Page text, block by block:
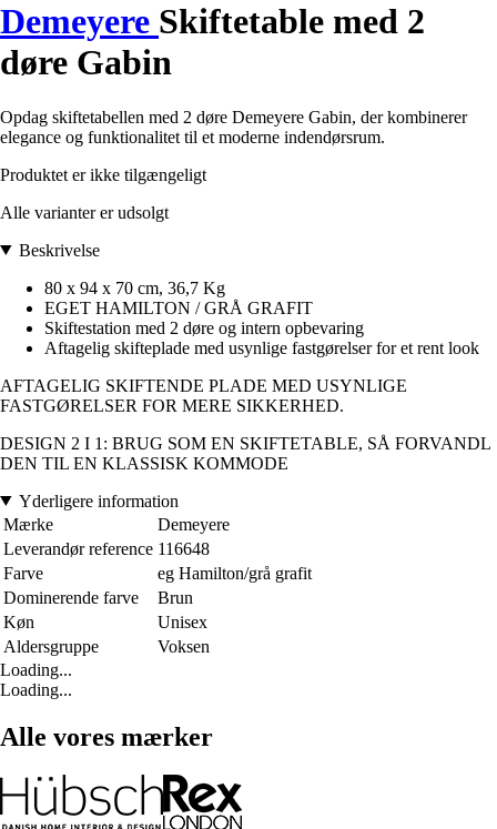
Demeyere Skiftetable med 2
døre Gabin
Opdag skiftetabellen med 2 døre Demeyere Gabin, der kombinerer
elegance og funktionalitet til et moderne indendørsrum.
Produktet er ikke tilgængeligt
Alle varianter er udsolgt
Beskrivelse
80 x 94 x 70 cm, 36,7 Kg
EGET HAMILTON / GRÅ GRAFIT
Skiftestation med 2 døre og intern opbevaring
Aftagelig skifteplade med usynlige fastgørelser for et rent look
AFTAGELIG SKIFTENDE PLADE MED USYNLIGE
FASTGØRELSER FOR MERE SIKKERHED.
DESIGN 2 I 1: BRUG SOM EN SKIFTETABLE, SÅ FORVANDL
DEN TIL EN KLASSISK KOMMODE
Yderligere information
Mærke
Demeyere
Leverandør reference 116648
Farve
eg Hamilton/grå grafit
Dominerende farve
Brun
Køn
Unisex
Aldersgruppe
Voksen
Loading...
Loading...
Alle vores mærker